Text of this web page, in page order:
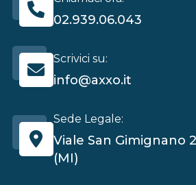
02.939.06.043
Scrivici su:
info@axxo.it
Sede Legale:
Viale San Gimignano
(MI)